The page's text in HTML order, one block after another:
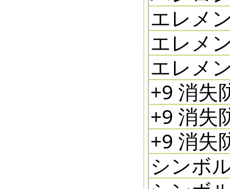
エレメ
エレメ
エレメ
+9 消失
+9 消失
+9 消失
シンボ